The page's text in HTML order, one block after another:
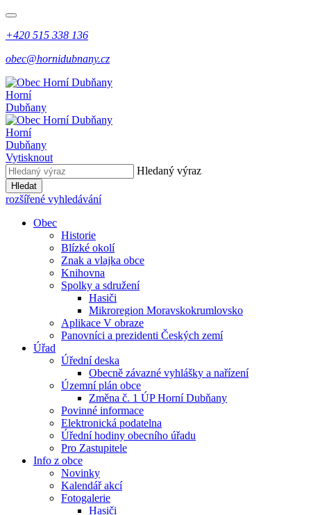
+420 515 338 136
obec@hornidubnany.cz
Horní
Dubňany
Horní
Dubňany
Vytisknout
Hledaný výraz
Hledat
rozšířené vyhledávání
Obec
Historie
Blízké okolí
Znak a vlajka obce
Knihovna
Spolky a sdružení
Hasiči
Mikroregion Moravskokrumlovsko
Aplikace V obraze
Panovníci a prezidenti Českých zemí
Úřad
Úřední deska
Obecně závazné vyhlášky a nařízení
Územní plán obce
Změna č. 1 ÚP Horní Dubňany
Povinné informace
Elektronická podatelna
Úřední hodiny obecního úřadu
Pro Zastupitele
Info z obce
Novinky
Kalendář akcí
Fotogalerie
Hasiči